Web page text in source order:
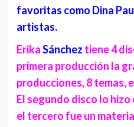
favoritas como Dina
artistas.
ErikaSánchez tiene 4
primera producción la
producciones, 8 temas,
El segundo disco lo
el tercero fue un